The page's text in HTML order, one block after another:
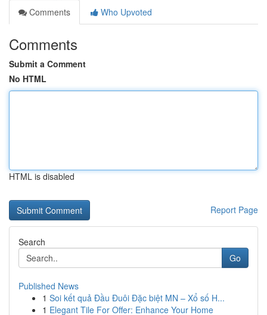
Comments
Who Upvoted
Comments
Submit a Comment
No HTML
HTML is disabled
Report Page
Search
Go
Published News
1 Soi kết quả Đầu Đuôi Đặc biệt MN – Xổ số H...
1 Elegant Tile For Offer: Enhance Your Home